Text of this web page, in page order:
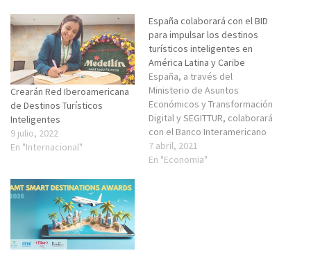
Crearán Red Iberoamericana
de Destinos Turísticos
Inteligentes
9 julio, 2022
En "Internacional"
España colaborará con el BID
para impulsar los destinos
turísticos inteligentes en
América Latina y Caribe
España, a través del
Ministerio de Asuntos
Económicos y Transformación
Digital y SEGITTUR, colaborará
con el Banco Interamericano
de Desarrollo (BID para
impulsar el modelo de
7 abril, 2021
En "Economia"